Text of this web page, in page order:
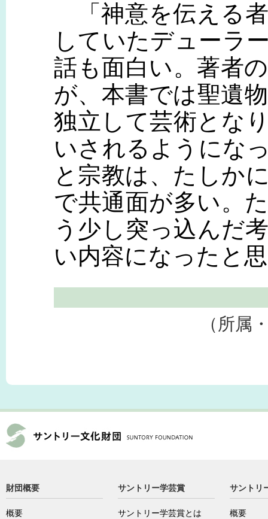
「神意を伝える
していたデューラ
話も面白い。著者
が、本書では聖遺
独立して芸術とな
いされるようにな
と宗教は、たしか
で共通面が多い。
う少し突っ込んだ
い内容になったと
（所属
財団概要
概要
サントリー学芸賞
サントリー学芸賞とは
サントリ
概要